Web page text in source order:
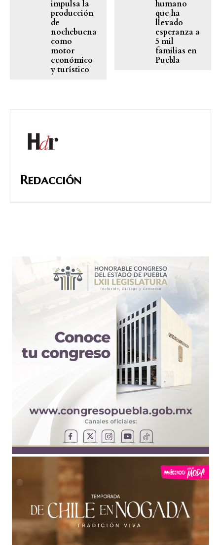
impulsa la
producción
de
nochebuena
como
motor
económico
y turístico
humano
que ha
llevado
esperanza a
5 mil
familias en
Puebla
Redacción